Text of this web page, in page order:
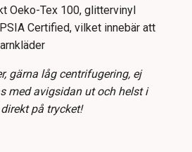
Oeko-Tex 100, glittervinyl
Certified, vilket innebär att
gärna låg centrifugering, ej
med avigsidan ut och helst i
på trycket!